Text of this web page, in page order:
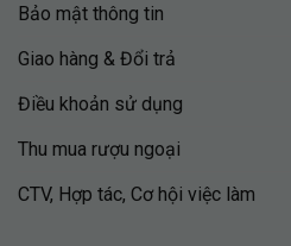
Bảo mật thông tin
Giao hàng & Đổi trả
Điều khoản sử dụng
Thu mua rượu ngoại
CTV, Hợp tác, Cơ hội việc làm